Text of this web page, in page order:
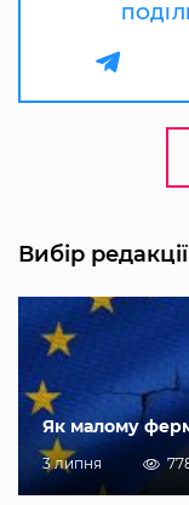
Вибір редакції
Як малому
3 липня